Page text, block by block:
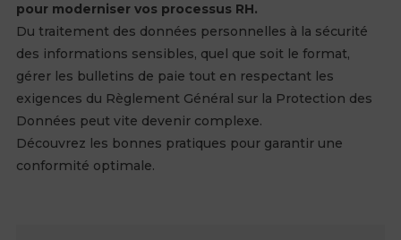
pour moderniser vos processus RH.
Du traitement des données personnelles à la sécurité
des informations sensibles, quel que soit le format,
gérer les bulletins de paie tout en respectant les
exigences du Règlement Général sur la Protection des
Données peut vite devenir complexe.
Découvrez les bonnes pratiques pour garantir une
conformité optimale.